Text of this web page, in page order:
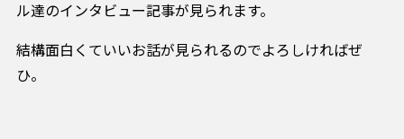
ル達のインタビュー記事が見られます。
結構面白くていいお話が見られるのでよろしければぜ
ひ。